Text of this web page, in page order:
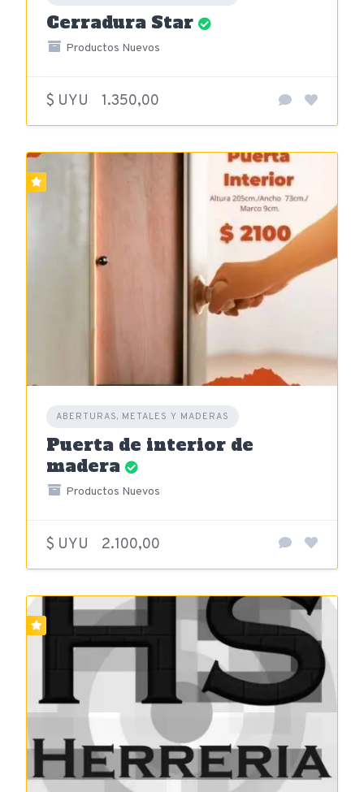
Cerradura Star
Productos Nuevos
$ UYU 1.350,00
ABERTURAS, METALES Y MADERAS
Puerta de interior de
madera
Productos Nuevos
$ UYU 2.100,00